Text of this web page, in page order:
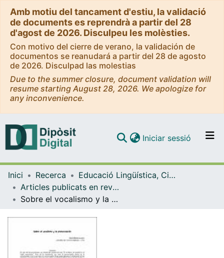
Amb motiu del tancament d'estiu, la validació
de documents es reprendrà a partir del 28
d'agost de 2026. Disculpeu les molèsties.
Con motivo del cierre de verano, la validación de
documentos se reanudará a partir del 28 de agosto
de 2026. Disculpad las molestias
Due to the summer closure, document validation will
resume starting August 28, 2026. We apologize for
any inconvenience.
Navega per tot el DD
Iniciar sessió (current)
Inici Recerca
Educació Lingüística, Científica i Matemàtica
Articles publicats en revistes (Educació Lingüística, Científica i Matemàtica)
Sobre el vocalismo y la pronunciación